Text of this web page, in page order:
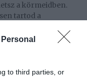
to third parties, or
a körmeidben.
tartod a
a körmeid erősek
mivel eltávolítod a